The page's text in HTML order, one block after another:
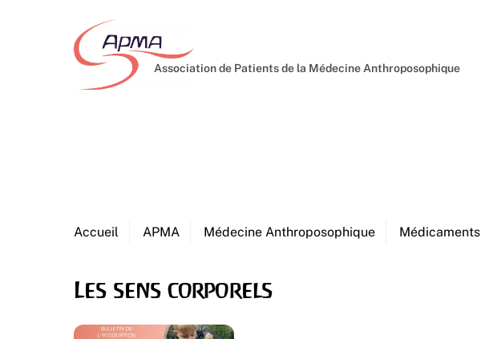
Association de Patients de la Médecine Anthroposophique
Accueil APMA Médecine Anthroposophique Médicaments
Les sens corporels